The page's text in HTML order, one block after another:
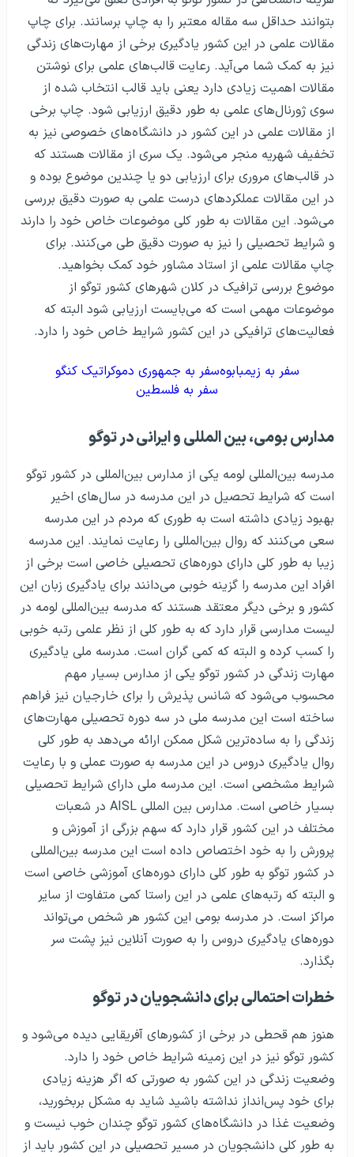
بتوانند حداقل سه مقاله معتبر را به چاپ برسانند. برای چاپ
مقالات علمی در این کشور یادگیری برخی از مهارت‌های زندگی
نیز به کمک شما می‌آید. رعایت قالب‌های علمی برای نوشتن
مقالات اهمیت زیادی دارد یعنی باید قالب انتخاب شده از
سوی ژورنال‌های علمی به طور دقیق ارزیابی شود. چاپ برخی
از مقالات علمی در این کشور در دانشگاه‌های خصوصی نیز به
تخفیف شهریه منجر می‌شود. یک سری از مقالات هستند که
در قالب‌های مروری برای ارزیابی دو یا چندین موضوع بوده و
در این مقالات عملکردهای درست علمی به صورت دقیق بررسی
می‌شود. این مقالات به طور کلی موضوعات خاص خود را دارند
و شرایط تحصیلی را نیز به صورت دقیق طی می‌کنند. برای
چاپ مقالات علمی از استاد مشاور خود کمک بخواهید.
موضوع بررسی ترافیک در کلان شهرهای کشور توگو از
موضوعات مهمی است که می‌بایست ارزیابی شود البته که
فعالیت‌های ترافیکی در این کشور شرایط خاص خود را دارد.
سفر به زیمبابوهسفر به جمهوری دموکراتیک کنگو
سفر به فلسطین
مدارس بومی، بین المللی و ایرانی در توگو
مدرسه بین‌المللی لومه یکی از مدارس بین‌المللی در کشور توگو
است که شرایط تحصیل در این مدرسه در سال‌های اخیر
بهبود زیادی داشته است به طوری که مردم در این مدرسه
سعی می‌کنند که روال بین‌المللی را رعایت نمایند. این مدرسه
زیبا به طور کلی دارای دوره‌های تحصیلی خاصی است برخی از
افراد این مدرسه را گزینه خوبی می‌دانند برای یادگیری زبان این
کشور و برخی دیگر معتقد هستند که مدرسه بین‌المللی لومه در
لیست مدارسی قرار دارد که به طور کلی از نظر علمی رتبه خوبی
را کسب کرده و البته که کمی گران است. مدرسه ملی یادگیری
مهارت زندگی در کشور توگو یکی از مدارس بسیار مهم
محسوب می‌شود که شانس پذیرش را برای خارجیان نیز فراهم
ساخته است این مدرسه ملی در سه دوره تحصیلی مهارت‌های
زندگی را به ساده‌ترین شکل ممکن ارائه می‌دهد به طور کلی
روال یادگیری دروس در این مدرسه به صورت عملی و با رعایت
شرایط مشخصی است. این مدرسه ملی دارای شرایط تحصیلی
بسیار خاصی است. مدارس بین المللی AISL در شعبات
مختلف در این کشور قرار دارد که سهم بزرگی از آموزش و
پرورش را به خود اختصاص داده است این مدرسه بین‌المللی
در کشور توگو به طور کلی دارای دوره‌های آموزشی خاصی است
و البته که رتبه‌های علمی در این راستا کمی متفاوت از سایر
مراکز است. در مدرسه بومی این کشور هر شخص می‌تواند
دوره‌های یادگیری دروس را به صورت آنلاین نیز پشت سر
بگذارد.
خطرات احتمالی برای دانشجویان در توگو
هنوز هم قحطی در برخی از کشورهای آفریقایی دیده می‌شود و
کشور توگو نیز در این زمینه شرایط خاص خود را دارد.
وضعیت زندگی در این کشور به صورتی که اگر هزینه زیادی
برای خود پس‌انداز نداشته باشید شاید به مشکل بربخورید،
وضعیت غذا در دانشگاه‌های کشور توگو چندان خوب نیست و
به طور کلی دانشجویان در مسیر تحصیلی در این کشور باید از